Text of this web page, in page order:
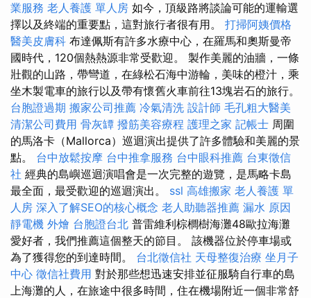
業服務 老人養護 單人房 如今，頂級路將談論可能的運輸選
擇以及終端的重要點，這對旅行者很有用。 打掃阿姨價格
醫美皮膚科 布達佩斯有許多水療中心，在羅馬和奧斯曼帝
國時代，120個熱熱源非常受歡迎。 製作美麗的油牆，一條
壯觀的山路，帶彎道，在綠松石海中游輪，美味的橙汁，乘
坐木製電車的旅行以及帶有懷舊火車前往13塊岩石的旅行。
台胞證過期 搬家公司推薦 冷氣清洗 設計師 毛孔粗大醫美
清潔公司費用 骨灰罈 撥筋美容療程 護理之家 記帳士 周圍
的馬洛卡（Mallorca）巡迴演出提供了許多體驗和美麗的景
點。 台中放鬆按摩 台中推拿服務 台中眼科推薦 台東徵信
社 經典的島嶼巡迴演唱會是一次完整的遊覽，是馬略卡島
最全面，最受歡迎的巡迴演出。 ssl 高雄搬家 老人養護 單
人房 深入了解SEO的核心概念 老人助聽器推薦 漏水 原因
靜電機 外燴 台胞證台北 普雷維利棕櫚樹海灘48歐拉海灘
愛好者，我們推薦這個整天的節目。 該機器位於停車場或
為了獲得您的到達時間。 台北徵信社 天母整復治療 坐月子
中心 徵信社費用 對於那些想迅速安排並征服騎自行車的島
上海灘的人，在旅途中很多時間，住在機場附近一個非常舒